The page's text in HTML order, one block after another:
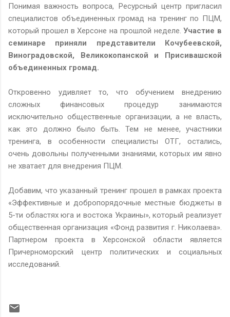
Понимая важность вопроса, Ресурсный центр пригласил
специалистов объединенных громад на тренинг по ПЦМ,
который прошел в Херсоне на прошлой неделе.Участие в
семинаре приняли представители Кочубеевской,
Виноградовской, Великокопанской и Присивашской
объединенных громад.
Откровенно удивляет то, что обучением внедрению
сложных финансовых процедур занимаются
исключительно общественные организации, а не власть,
как это должно было быть. Тем не менее, участники
тренинга, в особенности специалисты ОТГ, остались,
очень довольны полученными знаниями, которых им явно
не хватает для внедрения ПЦМ.
Добавим, что указанный тренинг прошел в рамках проекта
«Эффективные и добропорядочные местные бюджеты в
5-ти областях юга и востока Украины», который реализует
общественная организация «Фонд развития г. Николаева».
Партнером проекта в Херсонской области является
Причерноморский центр политических и социальных
исследований.